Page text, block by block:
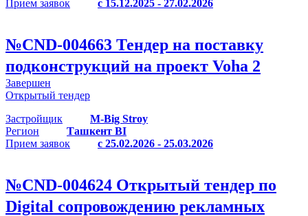
Прием заявок
с 15.12.2025 - 27.02.2026
№CND-004663 Тендер на поставку
подконструкций на проект Voha 2
Завершен
Открытый тендер
Застройщик
M-Big Stroy
Регион
Ташкент BI
Прием заявок
с 25.02.2026 - 25.03.2026
№CND-004624 Открытый тендер по
Digital сопровождению рекламных